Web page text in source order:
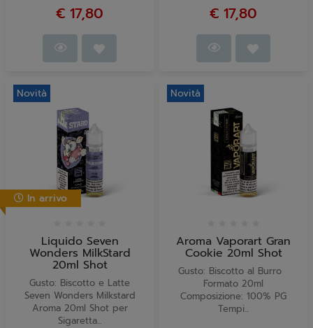
€ 17,80 € 17,80
Novità
In arrivo
Liquido Seven
Wonders MilkStard
20ml Shot
Gusto: Biscotto e Latte
Seven Wonders Milkstard
Aroma 20ml Shot per
Sigaretta...
Novità
Aroma Vaporart Gran
Cookie 20ml Shot
Gusto: Biscotto al Burro
Formato 20ml
Composizione: 100% PG
Tempi...